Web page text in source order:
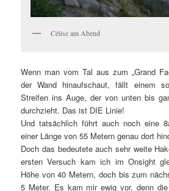
Céüse am Abend
Wenn man vom Tal aus zum „Grand
der Wand hinaufschaut, fällt einem
Streifen ins Auge, der von unten bis
durchzieht. Das ist DIE Linie!
Und tatsächlich führt auch noch eine
einer Länge von 55 Metern genau dort
Doch das bedeutete auch sehr weite
ersten Versuch kam ich im Onsight
Höhe von 40 Metern, doch bis zum
5 Meter. Es kam mir ewig vor, denn